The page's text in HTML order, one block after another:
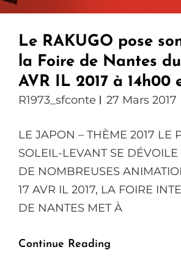
Le RAKUGO pose
la Foire de Nantes du
AVR IL 2017 à 14h00
R1973_sfconte 27 Mars 2017
LE JAPON – THÈME 2017 LE
SOLEIL-LEVANT SE
DE NOMBREUSES
17 AVR IL 2017, LA FOIRE
DE NANTES MET À
Continue Reading